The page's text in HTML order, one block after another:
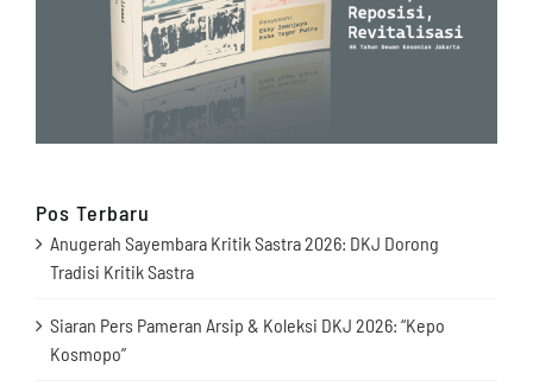
Pos Terbaru
Anugerah Sayembara Kritik Sastra 2026: DKJ Dorong
Tradisi Kritik Sastra
Siaran Pers Pameran Arsip & Koleksi DKJ 2026: “Kepo
Kosmopo”